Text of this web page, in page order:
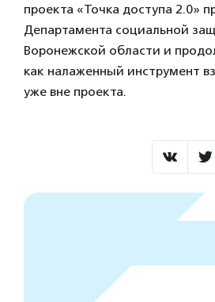
проекта «Точка доступа 2.0»
Департамента социальной
Воронежской области и
как налаженный инструмент
уже вне проекта.